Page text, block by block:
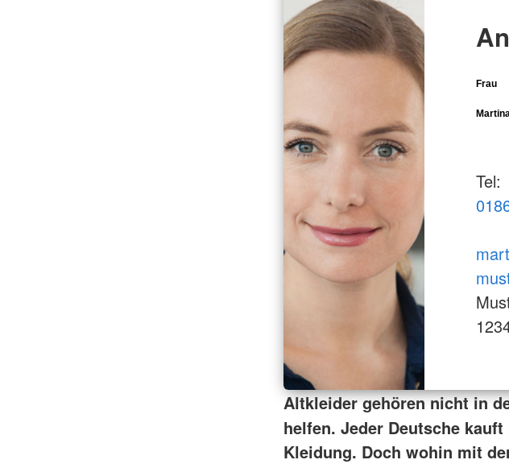
Frau
Tel:
Altkleider gehören nicht in
helfen. Jeder Deutsche
Kleidung. Doch wohin mit